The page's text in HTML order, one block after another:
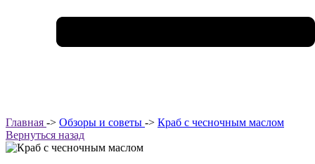
Главная -> Обзоры и советы -> Краб с чесночным маслом
Вернуться назад